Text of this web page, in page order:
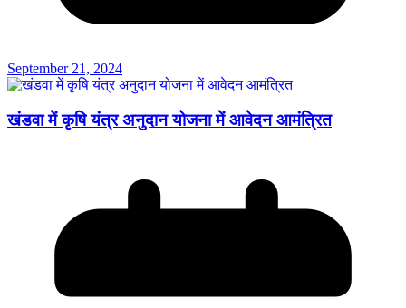
September 21, 2024
खंडवा में कृषि यंत्र अनुदान योजना में आवेदन आमंत्रित